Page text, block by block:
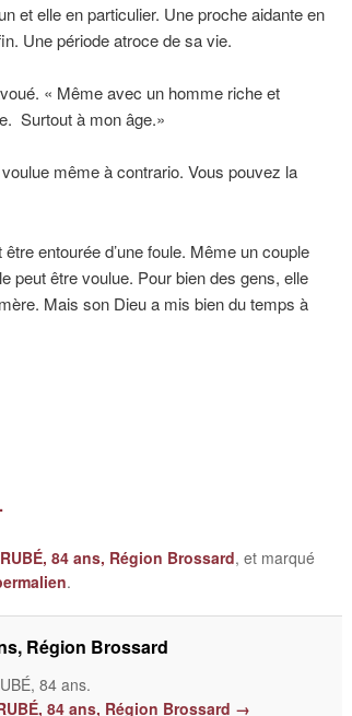
et elle en particulier. Une proche aidante en
Une période atroce de sa vie.
« Même avec un homme riche et
Surtout à mon âge.»
même à contrario. Vous pouvez la
entourée d’une foule. Même un couple
peut être voulue. Pour bien des gens, elle
Mais son Dieu a mis bien du temps à
84 ans, Région Brossard, et marqué
.
Région Brossard
84 ans.
84 ans, Région Brossard →